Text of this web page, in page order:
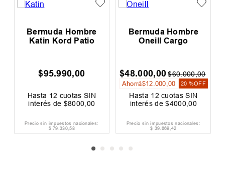
Bermuda Hombre
Katin Kord Patio
95.990,00
Hasta12 cuotas SIN
interés de$8000,00
Precio sin impuestos nacionales:
.330,58
Bermuda Hombre
Oneill Cargo
48.000,00 $60.000,00
Ahorrá$12.000,00 20 %OFF
Hasta12 cuotas SIN
interés de$4000,00
Precio sin impuestos nacionales:
.669,42